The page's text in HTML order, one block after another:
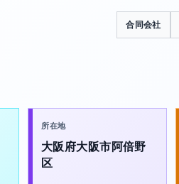
合同会社
所在地
大阪府大阪市阿倍野
区